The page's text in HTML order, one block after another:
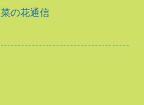
菜の花通信